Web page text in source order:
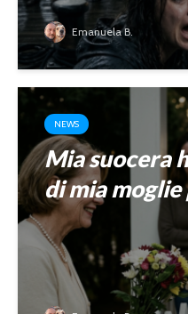
Emanuela B.
NEWS
Mia suocera
di mia moglie